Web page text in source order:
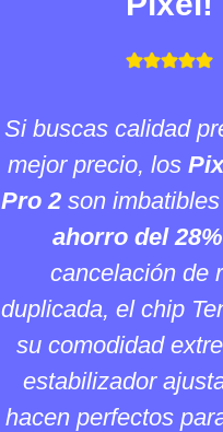
Si buscas calidad
mejor precio, los
Pro 2 son
ahorro del 28%
cancelación de
duplicada, el chip
su comodidad
estabilizador
hacen perfectos